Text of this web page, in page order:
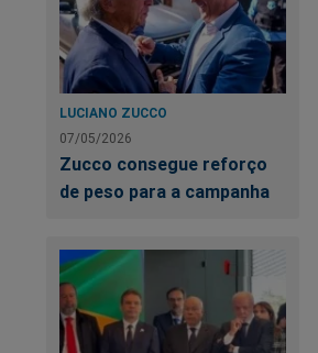
LUCIANO ZUCCO
07/05/2026
Zucco consegue reforço
de peso para a campanha